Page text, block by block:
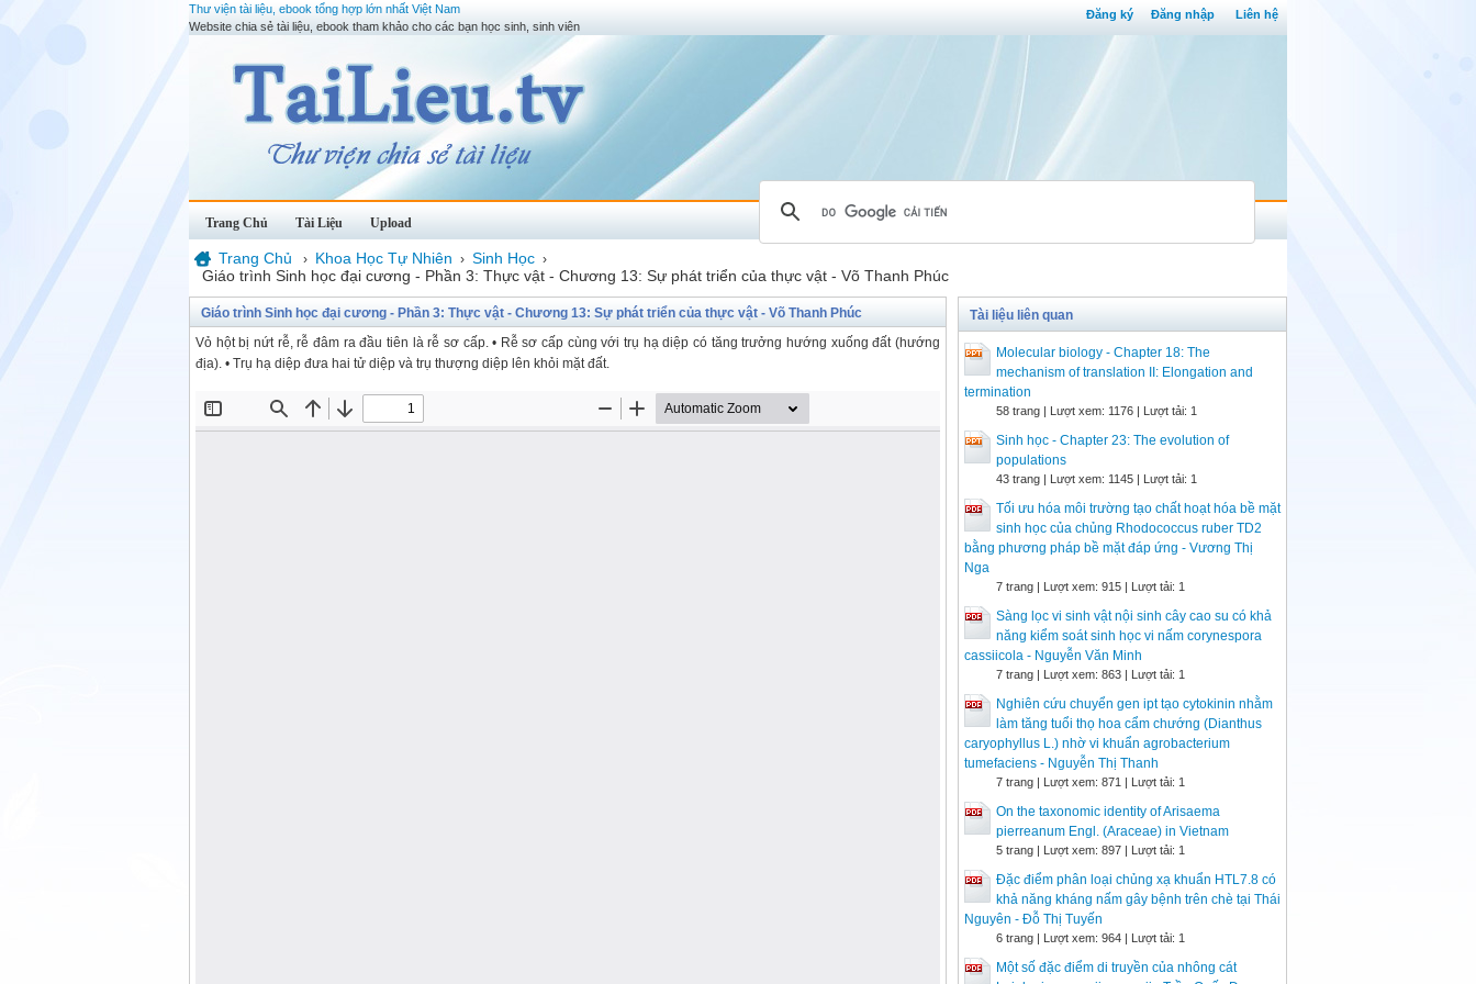
Đăng ký Đăng nhập Liên hệ
Thư viện tài liệu, ebook tổng hợp lớn nhất Việt Nam
Website chia sẻ tài liệu, ebook tham khảo cho các bạn học sinh, sinh viên
Trang Chủ Tài Liệu Upload
Trang Chủ › Khoa Học Tự Nhiên › Sinh Học ›
Giáo trình Sinh học đại cương - Phần 3: Thực vật - Chương 13: Sự phát triển của thực vật - Võ Thanh Phúc
Giáo trình Sinh học đại cương - Phần 3: Thực vật - Chương 13: Sự phát triển của thực vật - Võ Thanh Phúc
Vỏ hột bị nứt rễ, rễ đâm ra đầu tiên là rễ sơ cấp. • Rễ sơ cấp cùng với trụ hạ diệp có tăng trưởng hướng xuống đất (hướng
địa). • Trụ hạ diệp đưa hai tử diệp và trụ thượng diệp lên khỏi mặt đất.
Tài liệu liên quan
Molecular biology - Chapter 18: The
mechanism of translation II: Elongation and
termination
58 trang | Lượt xem: 1176 | Lượt tải: 1
Sinh học - Chapter 23: The evolution of
populations
43 trang | Lượt xem: 1145 | Lượt tải: 1
Tối ưu hóa môi trường tạo chất hoạt hóa bề mặt
sinh học của chủng Rhodococcus ruber TD2
bằng phương pháp bề mặt đáp ứng - Vương Thị
Nga
7 trang | Lượt xem: 915 | Lượt tải: 1
Sàng lọc vi sinh vật nội sinh cây cao su có khả
năng kiểm soát sinh học vi nấm corynespora
cassiicola - Nguyễn Văn Minh
7 trang | Lượt xem: 863 | Lượt tải: 1
Nghiên cứu chuyển gen ipt tạo cytokinin nhằm
làm tăng tuổi thọ hoa cẩm chướng (Dianthus
caryophyllus L.) nhờ vi khuẩn agrobacterium
tumefaciens - Nguyễn Thị Thanh
7 trang | Lượt xem: 871 | Lượt tải: 1
On the taxonomic identity of Arisaema
pierreanum Engl. (Araceae) in Vietnam
5 trang | Lượt xem: 897 | Lượt tải: 1
Đặc điểm phân loại chủng xạ khuẩn HTL7.8 có
khả năng kháng nấm gây bệnh trên chè tại Thái
Nguyên - Đỗ Thị Tuyến
6 trang | Lượt xem: 964 | Lượt tải: 1
Một số đặc điểm di truyền của nhông cát